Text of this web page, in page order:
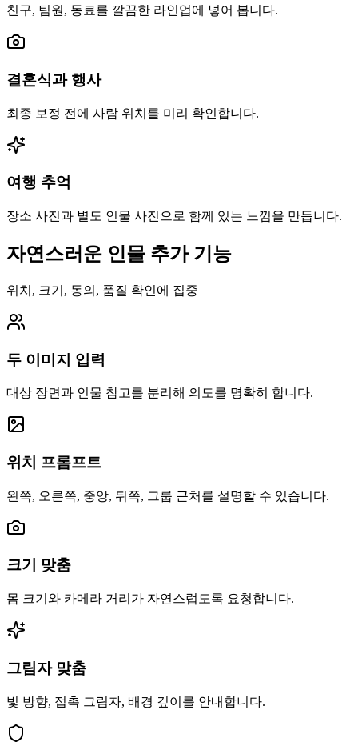
친구, 팀원, 동료를 깔끔한 라인업에 넣어 봅니다.
결혼식과 행사
최종 보정 전에 사람 위치를 미리 확인합니다.
여행 추억
장소 사진과 별도 인물 사진으로 함께 있는 느낌을 만듭니다.
자연스러운 인물 추가 기능
위치, 크기, 동의, 품질 확인에 집중
두 이미지 입력
대상 장면과 인물 참고를 분리해 의도를 명확히 합니다.
위치 프롬프트
왼쪽, 오른쪽, 중앙, 뒤쪽, 그룹 근처를 설명할 수 있습니다.
크기 맞춤
몸 크기와 카메라 거리가 자연스럽도록 요청합니다.
그림자 맞춤
빛 방향, 접촉 그림자, 배경 깊이를 안내합니다.